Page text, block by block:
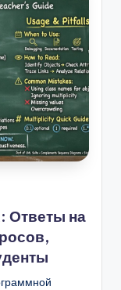
Ответы на